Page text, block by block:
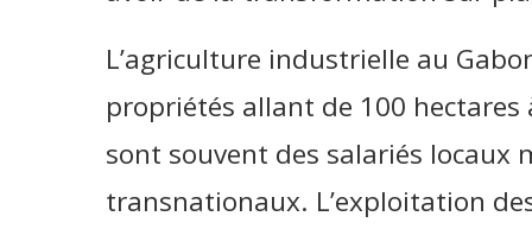
L’agriculture industrielle au
propriétés allant de 100 hectares
sont souvent des salariés locaux
transnationaux. L’exploitation